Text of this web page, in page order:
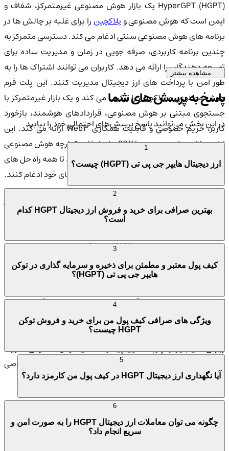
HyperGPT (HGPT) یک بازار هوش مصنوعی غیرمتمرکز، شفاف و
ایمن است که هوش مصنوعی وبلاکچینرا برای غلبه بر چالش ها در
برنامه های هوش مصنوعی سنتی ادغام می کند. دسترسی متمرکز به
چندین برنامه کاربردی، صرفه جویی در زمان و مدیریت ساده برای
توسعه دهندگان را ارائه می دهد. کاربران می توانند اشتراک ها را به
طور امن با پرداخت های ارز دیجیتال مدیریت کنند. این پلت فرم
هوش مصنوعی و بلاکچین را ترکیب می کند و یک بازار غیرمتمرکز با
جستجوی مبتنی بر هوش مصنوعی، قراردادهای هوشمند، بازخورد
کاربر، حریم خصوصی و قابلیت همکاری Web3 ارائه می کند. این
اولین بازار هوش مصنوعی با SDK برای ادغام یکپارچه هوش مصنوعی
است که به توسعه دهندگان این امکان را می دهد تا همه راه حل های
توکن HGPT روش پرداخت اولیه در پلت فرم است و دارندگان توکن از
مزایای انحصاری مانند به روزرسانی های اولیه، دسترسی اولویت دار،
جامعه محور شامل جلسات AMA، مسابقات، همکاری، برنامه های
ارجاع، مکانیسم های حاکمیتی و فرصت های شبکه ای است که
مشارکت فعال و ایجاد رابطه در میان دارندگان توکن را تقویت می کند.
HyperGPT برای هدایت نوآوری، حمایت از توسعه دهندگان، مشاغل
و افراد و شکل دادن به آینده نوآوری مبتنی بر هوش مصنوعی ایجاد
شده است. نقشه راه این پلت فرم بر بهبود مستمر، تمرکز بر اصلاح
ویژگی های بازار، یکپارچه سازی پیشرفت های هوش مصنوعی، تقویت
مشارکت ها، کاوش در ادغام NFT، اولویت دادن به حریم خصوصی
داده ها و درگیر کردن جامعه تأکید دارد.
اصول کار ارز دیجیتال هایپر جی پی تی (HGPT)
توکن HGPT در پلت فرم HyperGPT، که یک بازار هوش مصنوعی
مشاهده بیشتر
پاسخ به پرسش های شما
در این بخش می‌توانید پاسخ پرسش‌های احتمالی خود را بیابید
ارز دیجیتال هایپر جی پی تی (HGPT) چیست؟
بهترین صرافی برای خرید و فروش ارز دیجیتال HGPT کدام
است؟
کیف پول معتبر و مطمئن برای ذخیره و سرمایه گذاری در توکن
هایپر جی پی تی (HGPT)؟
ویژگی های صرافی کیف پول من برای خرید و فروش توکن
HGPT چیست؟
آیا نگهداری ارز دیجیتال HGPT در کیف پول من کارمزد دارد؟
چگونه می توان معاملات ارز دیجیتال HGPT را به صورت امن و
سریع انجام داد؟